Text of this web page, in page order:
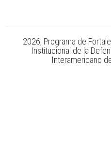
2026, Programa de
Institucional de la
Interamericano